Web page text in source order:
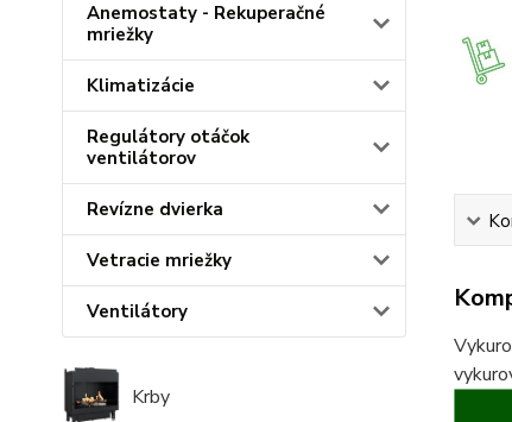
Anemostaty - Rekuperačné
mriežky
Klimatizácie
Regulátory otáčok
ventilátorov
Revízne dvierka
Vetracie mriežky
Ventilátory
Krby